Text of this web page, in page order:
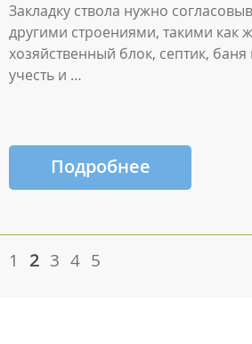
Закладку ствола нужно
другими строениями, такими как
хозяйственный блок, септик,
учесть и …
Подробнее
1 2 3 4 5